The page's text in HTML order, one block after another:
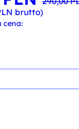
brutto)
cena: